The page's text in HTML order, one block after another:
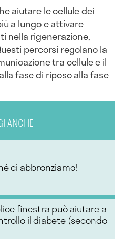
aiutare le cellule dei
a lungo e attivare
nella rigenerazione,
percorsi regolano la
tra cellule e il
fase di riposo alla fase
ANCHE
ci abbronziamo!
finestra può aiutare a
il diabete (secondo